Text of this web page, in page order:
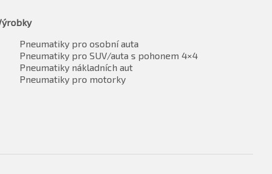
Pneumatiky pro osobní auta
Pneumatiky pro SUV/auta s pohonem 4×4
Pneumatiky nákladních aut
Pneumatiky pro motorky